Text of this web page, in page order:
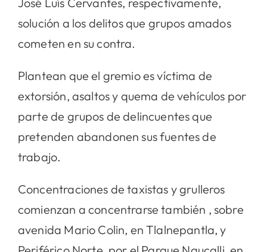
solución a los delitos que grupos amados
cometen en su contra.
Plantean que el gremio es víctima de
extorsión, asaltos y quema de vehículos por
parte de grupos de delincuentes que
pretenden abandonen sus fuentes de
trabajo.
Concentraciones de taxistas y grulleros
comienzan a concentrarse también , sobre
avenida Mario Colin, en Tlalnepantla, y